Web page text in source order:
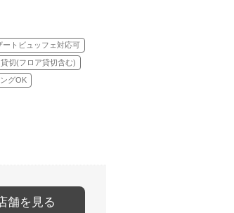
ートビュッフェ対応可
貸切(フロア貸切含む)
グOK
舗を見る